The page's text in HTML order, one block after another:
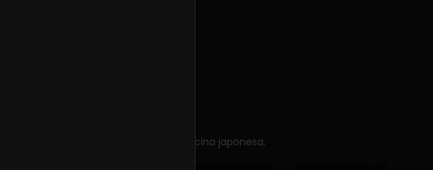
que destacan la esencia de la cocina japonesa.